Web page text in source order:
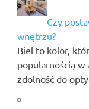
Czy
wnętrzu?
Biel to kolor,
popularnością w
zdolność do